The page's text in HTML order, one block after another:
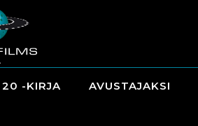
20 -KIRJA AVUSTAJAKSI